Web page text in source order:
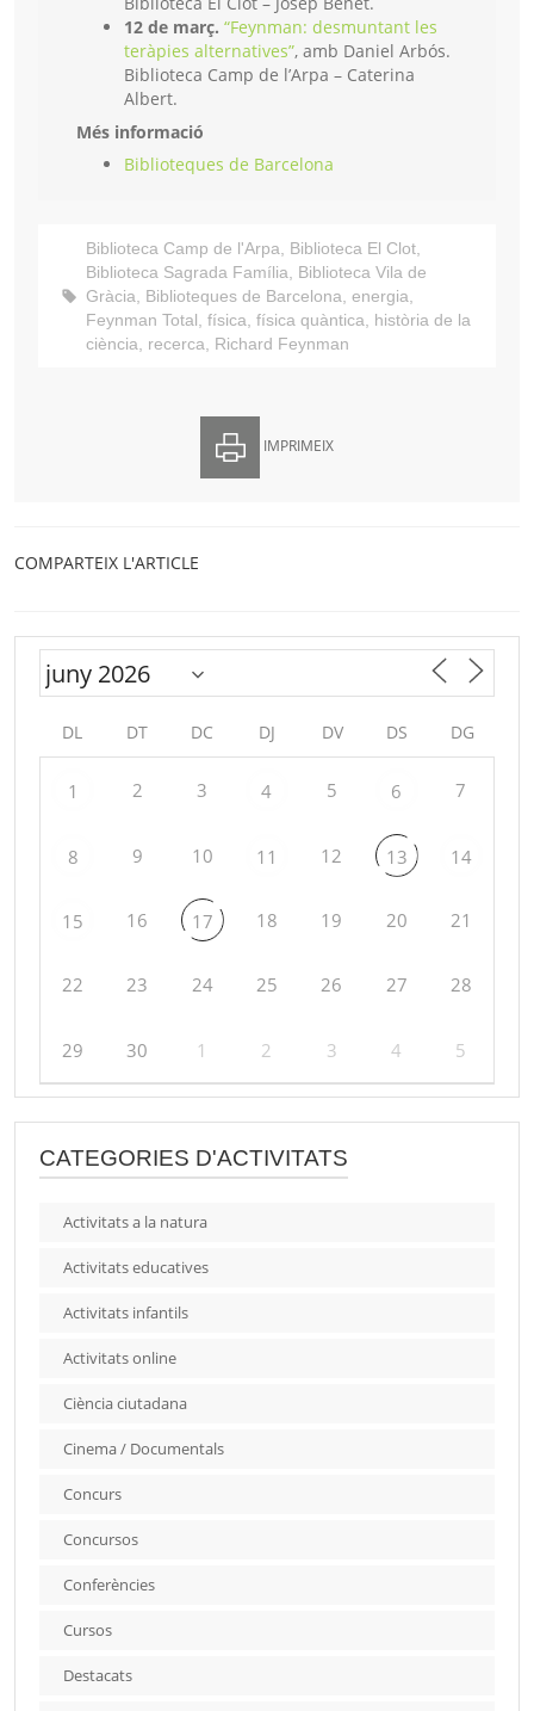
12 de març. “Feynman: desmuntant les
teràpies alternatives”, amb Daniel Arbós.
Biblioteca Camp de l’Arpa – Caterina
Albert.
Més informació
Biblioteques de Barcelona
Biblioteca Camp de l'Arpa, Biblioteca El Clot,
Biblioteca Sagrada Família, Biblioteca Vila de
Gràcia, Biblioteques de Barcelona, energia,
Feynman Total, física, física quàntica, història de la
ciència, recerca, Richard Feynman
IMPRIMEIX
COMPARTEIX L'ARTICLE
DL DT DC DJ DV DS DG
1 2 3 4 5 6 7
8 9 10 11 12 13 14
15 16 17 18 19 20 21
22 23 24 25 26 27 28
29 30 1 2 3 4 5
CATEGORIES D'ACTIVITATS
Activitats a la natura
Activitats educatives
Activitats infantils
Activitats online
Ciència ciutadana
Cinema / Documentals
Concurs
Concursos
Conferències
Cursos
Destacats